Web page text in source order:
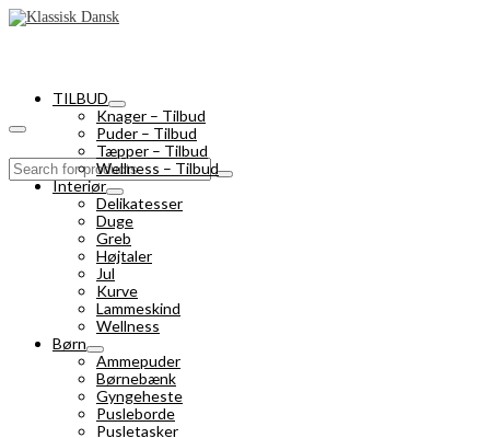
Search
for:
TILBUD
Knager – Tilbud
Puder – Tilbud
Tæpper – Tilbud
Wellness – Tilbud
Interiør
Delikatesser
Duge
Greb
Højtaler
Jul
Kurve
Lammeskind
Wellness
Børn
Ammepuder
Børnebænk
Gyngeheste
Pusleborde
Pusletasker